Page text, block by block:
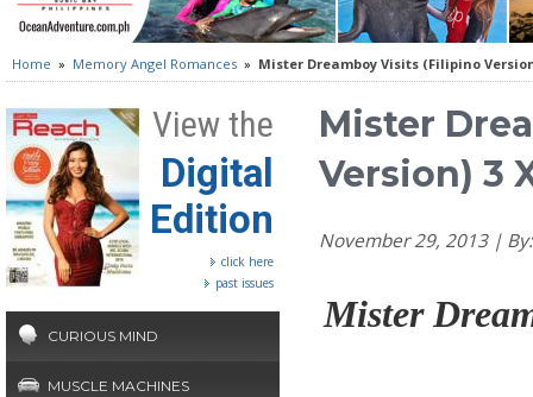
Home » Memory Angel Romances » Mister Dreamboy Visits (Filipino
View the
Digital
Edition
click here
past issues
CURIOUS MIND
MUSCLE MACHINES
Mister
Version) 3
November 29, 2013 |
Mister